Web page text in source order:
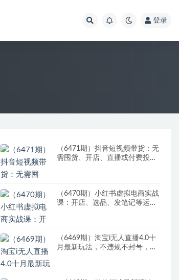
登录
（6471期）抖音短视频带货：无
需囤货、开店、直播或付费投
（6470期）小红书虚拟电商实战
课：开店、选品、发笔记等运营
（6469期）淘宝i无人直播4.0十
月最新玩法，不违规不封号，完